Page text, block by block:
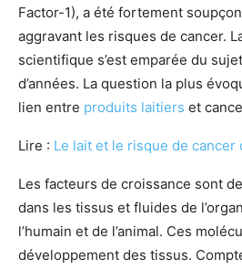
Factor-1), a été fortement
aggravant les risques de cancer.
scientifique s’est emparée du
d’années. La question la plus
lien entre produits laitiers et
Lire : Le lait et le risque de cancer
Les facteurs de croissance sont
dans les tissus et fluides de
l’humain et de l’animal. Ces
développement des tissus.